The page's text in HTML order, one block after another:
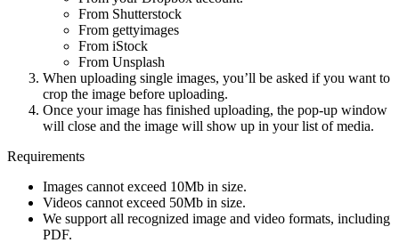
From Shutterstock
From gettyimages
From iStock
From Unsplash
When uploading single images, you’ll be asked if you want to
crop the image before uploading.
Once your image has finished uploading, the pop-up window
will close and the image will show up in your list of media.
Requirements
Images cannot exceed 10Mb in size.
Videos cannot exceed 50Mb in size.
We support all recognized image and video formats, including
PDF.